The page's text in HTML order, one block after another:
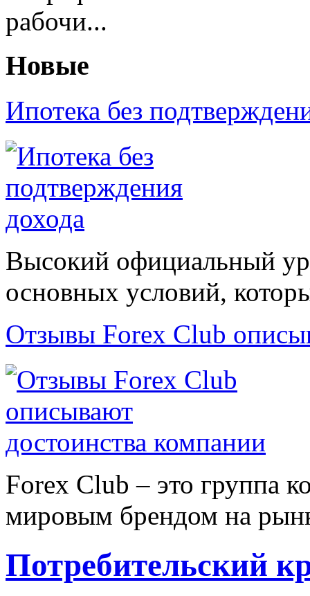
рабочи...
Новые
Ипотека без
Высокий официальный
основных условий,
Отзывы Forex Сlub
Forex Сlub – это группа
мировым брендом на
Потребительский